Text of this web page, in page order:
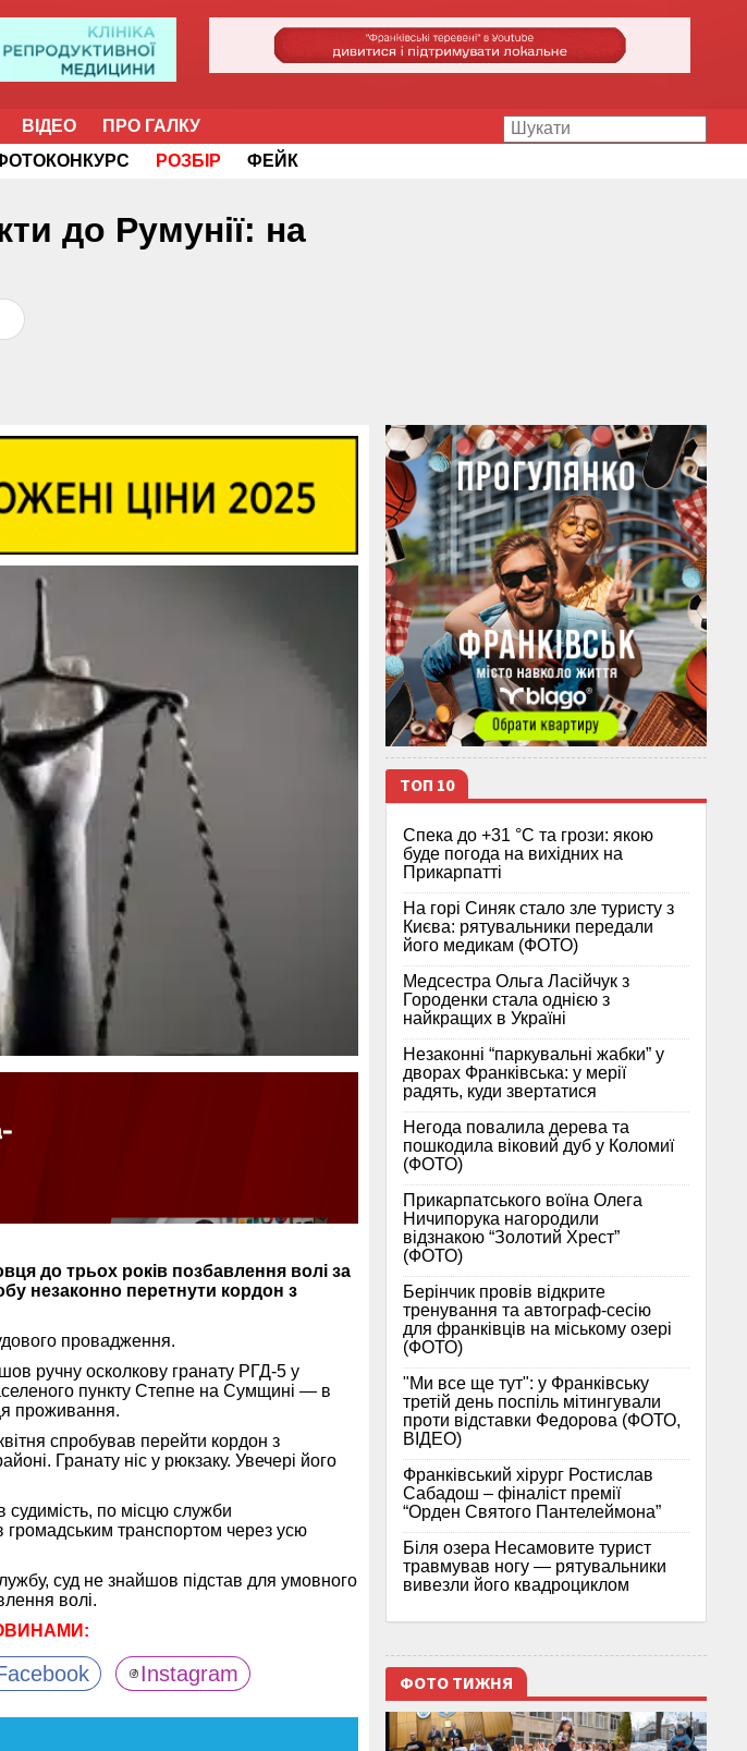
ВІДЕО
ПРО ГАЛКУ
РОЗБІР ФЕЙК
до Румунії: на
до трьох років позбавлення волі за
незаконно перетнути кордон з
провадження.
ручну осколкову гранату РГД-5 у
пункту Степне на Сумщині — в
проживання.
спробував перейти кордон з
Гранату ніс у рюкзаку. Увечері його
по місцю служби
громадським транспортом через усю
суд не знайшов підстав для умовного
волі.
Instagram
ТОП 10
Спека до +31 °C та грози: якою
буде погода на вихідних на
Прикарпатті
На горі Синяк стало зле туристу з
Києва: рятувальники передали
його медикам (ФОТО)
Медсестра Ольга Ласійчук з
Городенки стала однією з
найкращих в Україні
Незаконні “паркувальні жабки” у
дворах Франківська: у мерії
радять, куди звертатися
Негода повалила дерева та
пошкодила віковий дуб у Коломиї
(ФОТО)
Прикарпатського воїна Олега
Ничипорука нагородили
відзнакою “Золотий Хрест”
(ФОТО)
Берінчик провів відкрите
тренування та автограф-сесію
для франківців на міському озері
(ФОТО)
"Ми все ще тут": у Франківську
третій день поспіль мітингували
проти відставки Федорова (ФОТО,
ВІДЕО)
Франківський хірург Ростислав
Сабадош – фіналіст премії
“Орден Святого Пантелеймона”
Біля озера Несамовите турист
травмував ногу — рятувальники
вивезли його квадроциклом
ФОТО ТИЖНЯ